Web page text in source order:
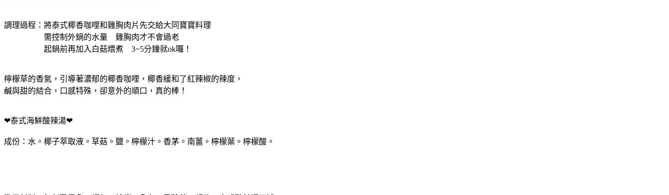
調理過程：將泰式椰香咖哩和雞胸肉片先交給大同寶寶料理
需控制外鍋的水量 雞胸肉才不會過老
起鍋前再加入白菇煨煮 3~5分鐘就ok囉！
檸檬草的香氣，引導著濃郁的椰香咖哩，椰香緩和了紅辣椒的辣度，
鹹與甜的結合，口感特殊，卻意外的順口，真的棒！
❤泰式海鮮酸辣湯❤
成份：水 。椰子萃取液 。草菇 。鹽 。檸檬汁 。香茅 。南薑 。檸檬葉 。檸檬酸 。